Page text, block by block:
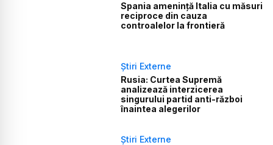
Spania amenință Italia cu măsuri
reciproce din cauza
controalelor la frontieră
Știri Externe
Rusia: Curtea Supremă
analizează interzicerea
singurului partid anti-război
înaintea alegerilor
Știri Externe